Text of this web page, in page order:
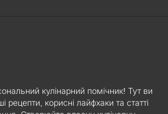
кулінарний помічник! Тут ви
рецепти, корисні лайфхаки та статті